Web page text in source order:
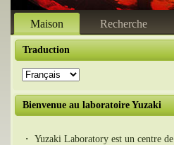
Maison Recherche
Traduction
Bienvenue au laboratoire Yuzaki
・ Yuzaki Laboratory est un centre de